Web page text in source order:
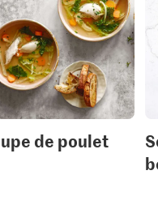
recipe
or
add
it
to
your
de poulet